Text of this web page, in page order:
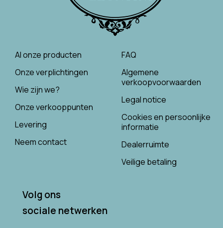
Al onze producten
Onze verplichtingen
Wie zijn we?
Onze verkooppunten
Levering
Neem contact
FAQ
Algemene
verkoopvoorwaarden
Legal notice
Cookies en persoonlijke
informatie
Dealerruimte
Veilige betaling
Volg ons
sociale netwerken